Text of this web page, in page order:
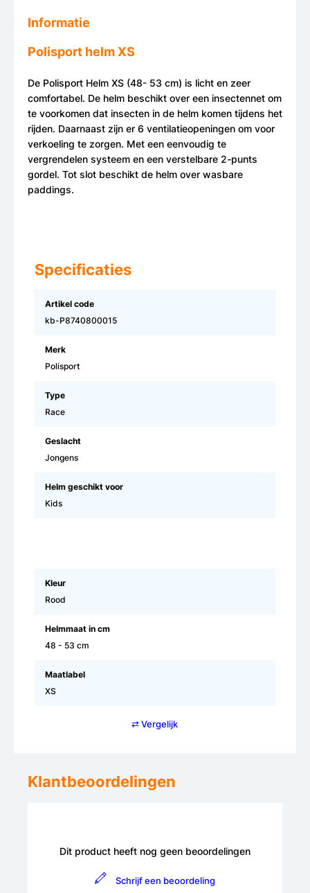
Informatie
Polisport helm XS
De Polisport Helm XS (48- 53 cm) is licht en zeer
comfortabel. De helm beschikt over een insectennet om
te voorkomen dat insecten in de helm komen tijdens het
rijden. Daarnaast zijn er 6 ventilatieopeningen om voor
verkoeling te zorgen. Met een eenvoudig te
vergrendelen systeem en een verstelbare 2-punts
gordel. Tot slot beschikt de helm over wasbare
paddings.
Specificaties
Artikel code
kb-P8740800015
Merk
Polisport
Type
Race
Geslacht
Jongens
Helm geschikt voor
Kids
Kleur
Rood
Helmmaat in cm
48 - 53 cm
Maatlabel
XS
⇄ Vergelijk
Klantbeoordelingen
Dit product heeft nog geen beoordelingen
Schrijf een beoordeling